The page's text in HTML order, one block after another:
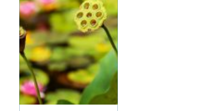
vælger derfor at bruge et
professionelt flyttefirma,
som kan tage sig af det
tunge arbej...